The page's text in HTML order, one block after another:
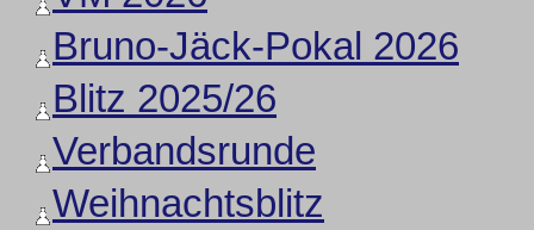
Bruno-Jäck-Pokal 2026
Blitz 2025/26
Verbandsrunde
Weihnachtsblitz